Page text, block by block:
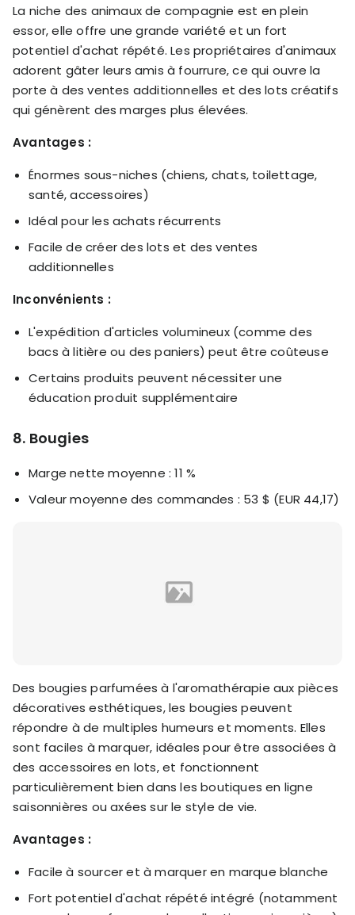
La niche des animaux de compagnie est en plein
essor, elle offre une grande variété et un fort
potentiel d'achat répété. Les propriétaires d'animaux
adorent gâter leurs amis à fourrure, ce qui ouvre la
porte à des ventes additionnelles et des lots créatifs
qui génèrent des marges plus élevées.
Avantages :
Énormes sous-niches (chiens, chats, toilettage,
santé, accessoires)
Idéal pour les achats récurrents
Facile de créer des lots et des ventes
additionnelles
Inconvénients :
L'expédition d'articles volumineux (comme des
bacs à litière ou des paniers) peut être coûteuse
Certains produits peuvent nécessiter une
éducation produit supplémentaire
8. Bougies
Marge nette moyenne : 11 %
Valeur moyenne des commandes : 53 $ (EUR 44,17)
Des bougies parfumées à l'aromathérapie aux pièces
décoratives esthétiques, les bougies peuvent
répondre à de multiples humeurs et moments. Elles
sont faciles à marquer, idéales pour être associées à
des accessoires en lots, et fonctionnent
particulièrement bien dans les boutiques en ligne
saisonnières ou axées sur le style de vie.
Avantages :
Facile à sourcer et à marquer en marque blanche
Fort potentiel d'achat répété intégré (notamment